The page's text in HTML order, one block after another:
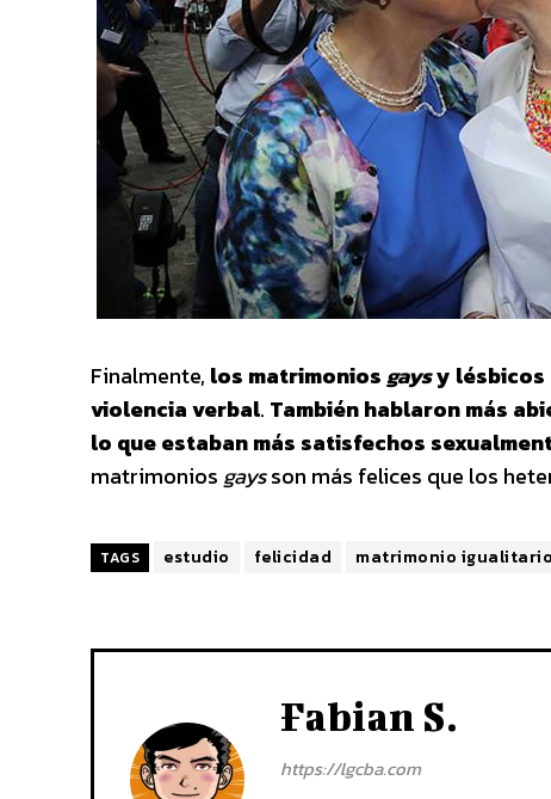
Finalmente, los matrimoniosgaysy lésbicos
violencia verbal. También hablaron más
lo que estaban más satisfechos
matrimonios gaysson más felices que los
TAGS estudio felicidad matrimonio igualitario
Fabian S.
https://lgcba.com